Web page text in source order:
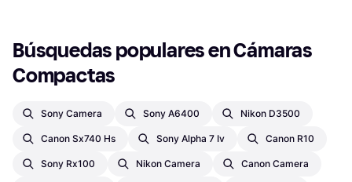
Búsquedas populares en Cámaras
Compactas
Sony Camera Sony A6400 Nikon D3500
Canon Sx740 Hs Sony Alpha 7 Iv Canon R10
Sony Rx100 Nikon Camera Canon Camera